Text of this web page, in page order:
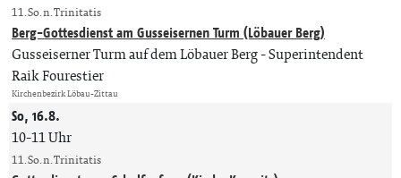
11. So. n. Trinitatis
Berg-Gottesdienst am Gusseisernen Turm (Löbauer Berg)
Gusseiserner Turm auf dem Löbauer Berg Superintendent
Raik Fourestier
Kirchenbezirk Löbau-Zittau
So, 16.8.
10-11 Uhr
11. So. n. Trinitatis